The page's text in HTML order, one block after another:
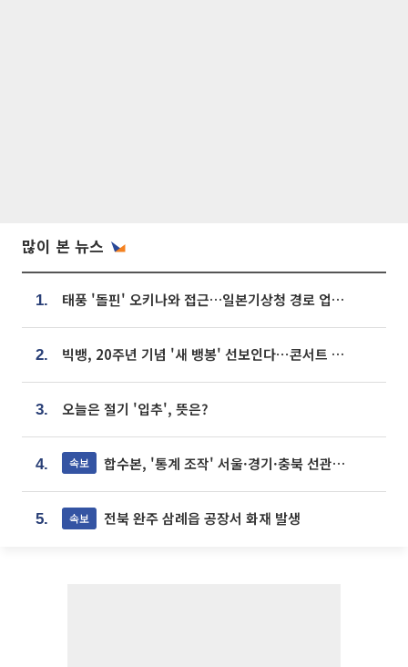
많이 본 뉴스
1. 태풍 '돌핀' 오키나와 접근…일본기상청 경로 업데이트
2. 빅뱅, 20주년 기념 '새 뱅봉' 선보인다⋯콘서트 앞두고 팝업 개최
3. 오늘은 절기 '입추', 뜻은?
4. 속보 합수본, '통계 조작' 서울·경기·충북 선관위 등 추가 압수수색
5. 속보 전북 완주 삼례읍 공장서 화재 발생